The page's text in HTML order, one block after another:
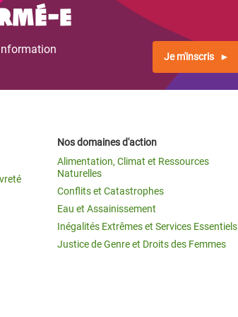
e
Je m'inscris
Nos domaines d'action
Alimentation, Climat et Ressources
Naturelles
Conflits et Catastrophes
Eau et Assainissement
Inégalités Extrêmes et Services Essentiels
Justice de Genre et Droits des Femmes